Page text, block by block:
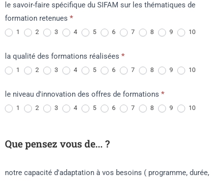
le savoir-faire spécifique du SIFAM sur les thématiques de
formation retenues *
1 2 3 4 5 6 7 8 9 10
la qualité des formations réalisées *
1 2 3 4 5 6 7 8 9 10
le niveau d'innovation des offres de formations *
1 2 3 4 5 6 7 8 9 10
Que pensez vous de... ?
notre capacité d'adaptation à vos besoins ( programme, durée,